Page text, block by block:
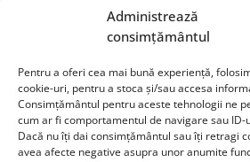
Administrează
consimțământul
Pentru a oferi cea mai bună experiență,
cookie-uri, pentru a stoca și/sau accesa
Consimțământul pentru aceste tehnologii ne
cum ar fi comportamentul de navigare sau ID-
Dacă nu îți dai consimțământul sau îți retragi
avea afecte negative asupra unor anumite
Mie nu-mi plac locurile
evenimentele care este evident că
felul. Aşa…
CITEȘTE MAI